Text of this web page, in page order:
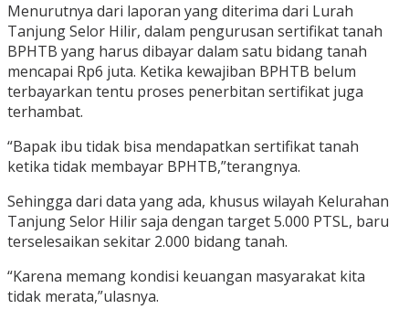
Menurutnya dari laporan yang diterima dari Lurah
Tanjung Selor Hilir, dalam pengurusan sertifikat tanah
BPHTB yang harus dibayar dalam satu bidang tanah
mencapai Rp6 juta. Ketika kewajiban BPHTB belum
terbayarkan tentu proses penerbitan sertifikat juga
terhambat.
“Bapak ibu tidak bisa mendapatkan sertifikat tanah
ketika tidak membayar BPHTB,”terangnya.
Sehingga dari data yang ada, khusus wilayah Kelurahan
Tanjung Selor Hilir saja dengan target 5.000 PTSL, baru
terselesaikan sekitar 2.000 bidang tanah.
“Karena memang kondisi keuangan masyarakat kita
tidak merata,”ulasnya.